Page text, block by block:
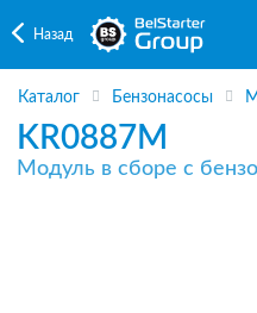
Назад
Каталог Бензонасосы
KR0887M
Модуль в сборе с